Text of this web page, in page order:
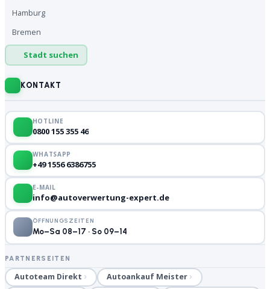
Hamburg
Bremen
Stadt suchen
KONTAKT
HOTLINE
0800 155 355 46
WHATSAPP
+49 1556 6386755
E-MAIL
info@autoverwertung-expert.de
ÖFFNUNGSZEITEN
Mo–Sa 08–17 · So 09–14
PARTNERSEITEN
Autoteam Direkt Autoankauf Meister